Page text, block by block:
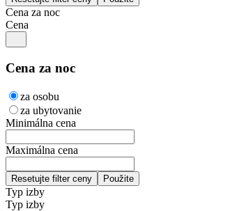
Cena za noc
Cena
Cena za noc
za osobu
za ubytovanie
Minimálna cena
Maximálna cena
Typ izby
Typ izby